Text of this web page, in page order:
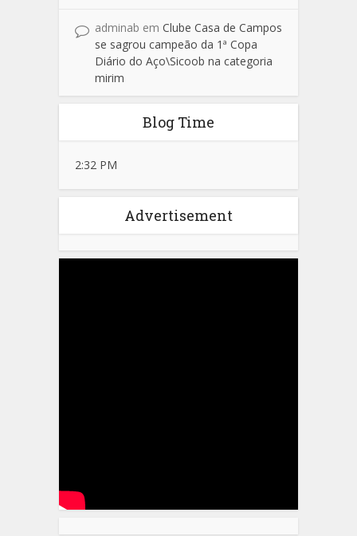
adminab em Clube Casa de Campos
se sagrou campeão da 1ª Copa
Diário do Aço\Sicoob na categoria
mirim
Blog Time
2:32 PM
Advertisement